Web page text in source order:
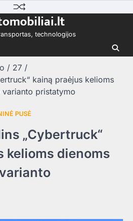
technologijos
27
kainą praėjus kelioms
pristatymo
PUSĖ
„Cybertruck“
kelioms dienoms